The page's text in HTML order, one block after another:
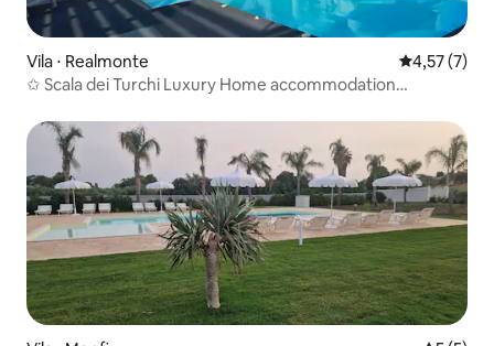
Vila ⋅ Realmonte 4,57 de
4,57 (7)
✩ Scala dei Turchi Luxury Home accommodation